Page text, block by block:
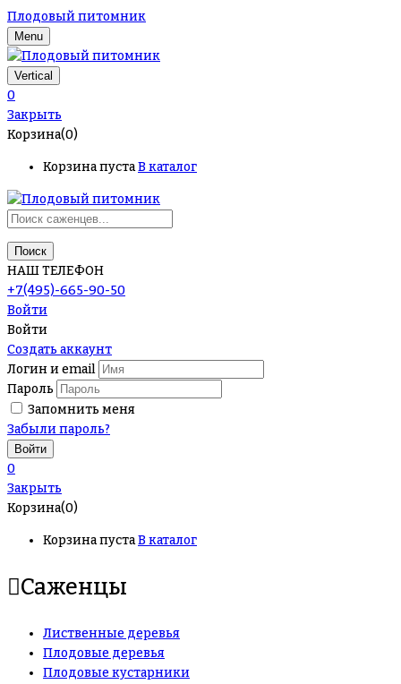
Плодовый питомник
Menu
Vertical
0
Закрыть
Корзина(0)
Корзина пустаВ каталог
Поиск
НАШ ТЕЛЕФОН
+7(495)-665-90-50
Войти
Войти
Создать аккаунт
Логин и email
Пароль
Запомнить меня
Забыли пароль?
0
Закрыть
Корзина(0)
Корзина пустаВ каталог
Саженцы
Лиственные деревья
Плодовые деревья
Плодовые кустарники